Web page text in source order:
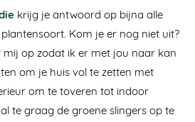
krijg je antwoord op bijna alle
Kom je er nog niet uit?
op zodat ik er met jou naar kan
om je huis vol te zetten met
om te toveren tot indoor
te graag de groene slingers op te